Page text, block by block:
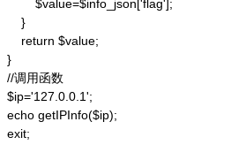
        $value=$info_json['flag'];
    }
    return $value;
}
//调用函数
$ip='127.0.0.1';
echo getIPInfo($ip);
exit;